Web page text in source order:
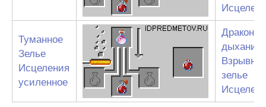
Туманное
Зелье
Исцеления
усиленное
Драконье
дыхание
зелье